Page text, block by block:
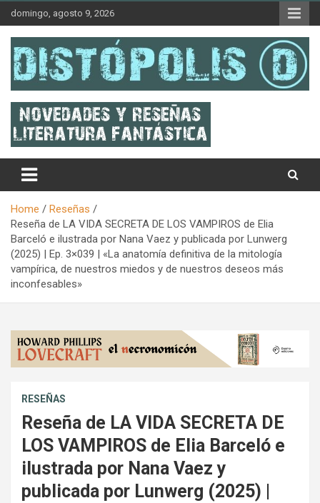
Skip
content
domingo, agosto 9, 2026
Distópolis
Home
Reseñas
Reseña de LA VIDA SECRETA DE LOS VAMPIROS de Elia
Barceló e ilustrada por Nana Vaez y publicada por Lunwerg
(2025) | Ep. 3×039 | «La anatomía definitiva de la mitología
vampírica, de nuestros miedos y de nuestros deseos más
inconfesables»
RESEÑAS
Reseña de LA VIDA SECRETA DE
LOS VAMPIROS de Elia Barceló e
ilustrada por Nana Vaez y
publicada por Lunwerg (2025) |